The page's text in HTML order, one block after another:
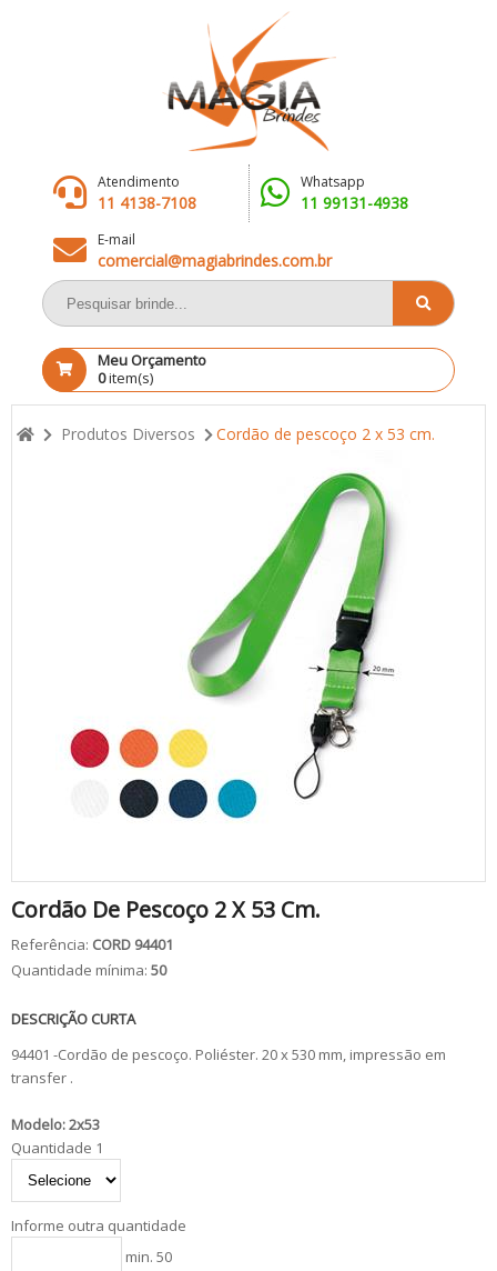
Atendimento
11 4138-7108
Whatsapp
11 99131-4938
E-mail
comercial@magiabrindes.com.br
Meu Orçamento
0item(s)
Produtos Diversos Cordão de pescoço 2 x 53 cm.
Cordão De Pescoço 2 X 53 Cm.
Referência: CORD 94401
Quantidade mínima: 50
DESCRIÇÃO CURTA
94401 -Cordão de pescoço. Poliéster. 20 x 530 mm, impressão em
transfer .
Modelo: 2x53
Quantidade 1
Informe outra quantidade
min. 50